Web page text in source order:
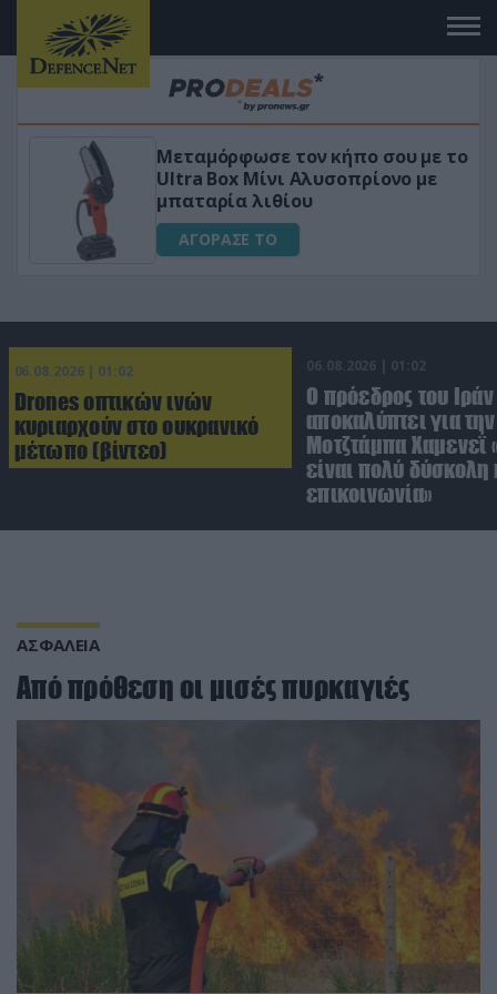
κήπο σου με το
με
«Μαγική» φόρμουλα
για αύξηση της
06.08.2026 | 01:02
Drones οπτικών ινών
κυριαρχούν στο ουκρανικό
μέτωπο (βίντεο)
06.08.2026 | 01:02
Ο πρόεδρος του Ιράν
αποκαλύπτει για
Μοτζτάμπα Χαμενεΐ
είναι πολύ δύσκολη
επικοινωνία»
ΑΣΦΑΛΕΙΑ
Από πρόθεση οι μισές πυρκαγιές